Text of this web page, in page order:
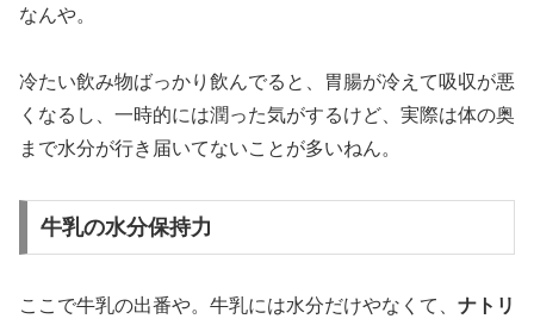
なんや。
冷たい飲み物ばっかり飲んでると、胃腸が冷えて吸収が悪
くなるし、一時的には潤った気がするけど、実際は体の奥
まで水分が行き届いてないことが多いねん。
牛乳の水分保持力
ここで牛乳の出番や。牛乳には水分だけやなくて、 ナトリ